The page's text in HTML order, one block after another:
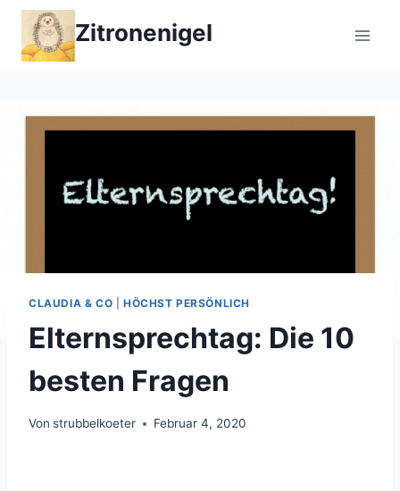
Zum
Inhalt
springen
Zitronenigel
CLAUDIA & CO HÖCHST PERSÖNLICH
Elternsprechtag: Die 10
besten Fragen
Von strubbelkoeter Februar 4, 2020